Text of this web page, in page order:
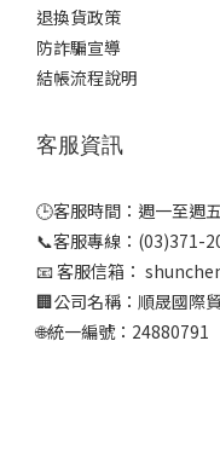
退換貨政策
防詐騙宣導
結帳流程說明
客服資訊
🕒客服時間：週一至週
📞客服專線：(03)371-
📧 客服信箱：
🏢公司名稱：順晟國際
🌐統一編號：24880791